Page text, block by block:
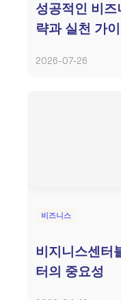
성공적인 비
략과 실천 가
2026-07-26
비즈니스
비지니스센터
터의 중요성